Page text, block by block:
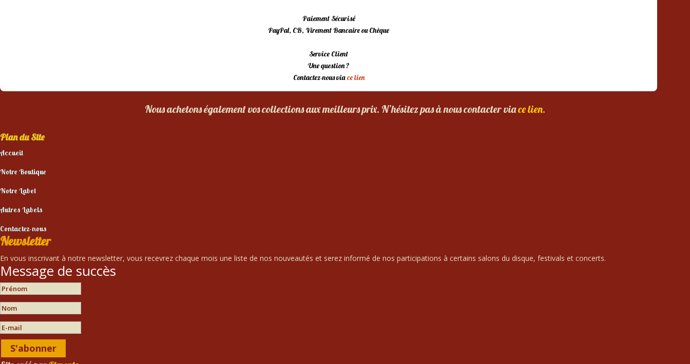
Paiement Sécurisé
PayPal, CB, Virement Bancaire ou Chèque
Service Client
Une question ?
Contactez-nous viace lien
Nous achetons également vos collections aux meilleurs prix. N’hésitez pas à nous contacter viace lien.
Plan du Site
Accueil
Notre Boutique
Notre Label
Autres Labels
Contactez-nous
Newsletter
En vous inscrivant à notre newsletter, vous recevrez chaque mois une liste de nos nouveautés et serez informé de nos participations à certains salons du disque, festivals et concerts.
Message de succès
S'abonner